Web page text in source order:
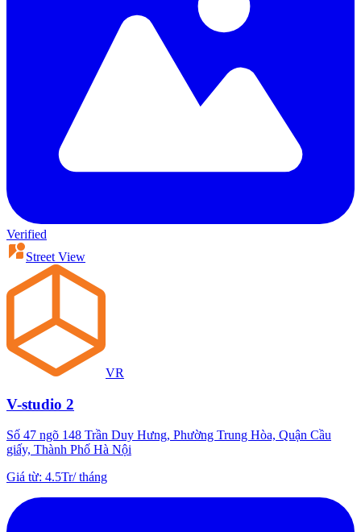
Verified
Street View
VR
V-studio 2
Số 47 ngõ 148 Trần Duy Hưng, Phường Trung Hòa, Quận Cầu
giấy, Thành Phố Hà Nội
Giá từ: 4.5Tr/tháng